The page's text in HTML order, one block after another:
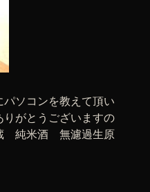
ソコンを教えて頂い
がとうございますの
純米酒 無濾過生原